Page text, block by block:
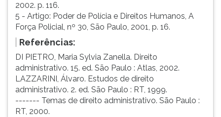
2002. p. 116.
5 - Artigo: Poder de Polícia e Direitos Humanos, A
Força Policial, nº 30, São Paulo, 2001, p. 16.
Referências:
DI PIETRO, Maria Sylvia Zanella. Direito
administrativo. 15. ed. São Paulo : Atlas, 2002.
LAZZARINI, Álvaro. Estudos de direito
administrativo. 2. ed. São Paulo : RT, 1999.
------- Temas de direito administrativo. São Paulo :
RT, 2000.